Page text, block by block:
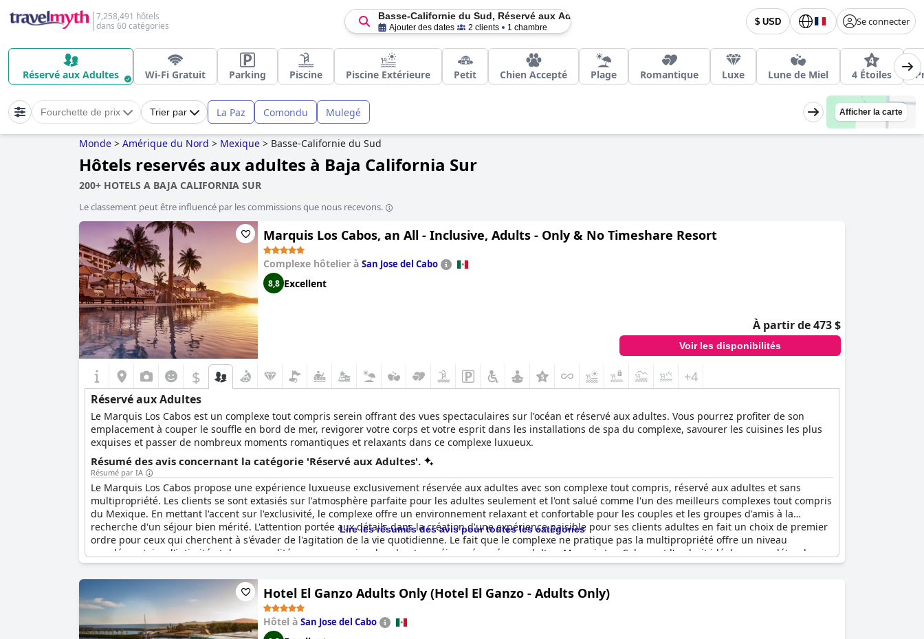
7,258,491 hôtels
dans 60 catégories
$ USD Se connecter
Basse-Californie du Sud, Réservé aux Adultes
Ajouter des dates 2 clients 1 chambre
Réservé aux Adultes Wi-Fi Gratuit Parking Piscine Piscine Extérieure Petit Chien Accepté Plage Romantique Luxe Lune de Miel 4 Étoiles
Fourchette de prix Trier par La Paz Comondu Mulegé Afficher la carte
Monde > Amérique du Nord > Mexique > Basse-Californie du Sud
Hôtels reservés aux adultes à Baja California Sur
200+ HOTELS A BAJA CALIFORNIA SUR
Le classement peut être influencé par les commissions que nous recevons.
Marquis Los Cabos, an All - Inclusive, Adults - Only & No Timeshare Resort
Complexe hôtelier à San Jose del Cabo
8,8 Excellent
À partir de 473 $
Voir les disponibilités
$ +4
Réservé aux Adultes
Le Marquis Los Cabos est un complexe tout compris serein offrant des vues spectaculaires sur l'océan et réservé aux adultes. Vous pourrez profiter de son
emplacement à couper le souffle en bord de mer, revigorer votre corps et votre esprit dans les installations de spa du complexe, savourer les cuisines les plus
exquises et passer de nombreux moments romantiques et relaxants dans ce complexe luxueux.
Résumé des avis concernant la catégorie 'Réservé aux Adultes'.
Résumé par IA
Le Marquis Los Cabos propose une expérience luxueuse exclusivement réservée aux adultes avec son complexe tout compris, réservé aux adultes et sans
multipropriété. Les clients se sont extasiés sur l'atmosphère parfaite pour les adultes seulement et l'ont salué comme l'un des meilleurs complexes tout compris
du Mexique. En mettant l'accent sur l'exclusivité, le complexe offre un environnement relaxant et confortable pour les couples et les groupes d'amis à la
recherche d'un séjour bien mérité. L'attention portée aux détails dans la création d'une expérience paisible pour ses clients adultes en fait un choix de premier
ordre pour ceux qui cherchent à s'évader de l'agitation de la vie quotidienne. Le fait que le complexe ne pratique pas la multipropriété offre un niveau
supplémentaire d'intimité et de commodité pour ceux qui recherchent un séjour réservé aux adultes. Marquis Los Cabos est l'endroit idéal pour se détendre, se
relaxer et profiter d'un cadre tranquille spécialement conçu pour les adultes.
Lire les résumés des avis pour toutes les catégories
Hotel El Ganzo Adults Only (Hotel El Ganzo - Adults Only)
Hôtel à San Jose del Cabo